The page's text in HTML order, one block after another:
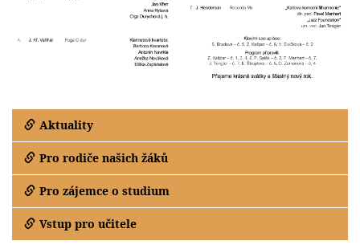
Aktuality
Pro rodiče našich žáků
Pro zájemce o studium
Vstup pro učitele